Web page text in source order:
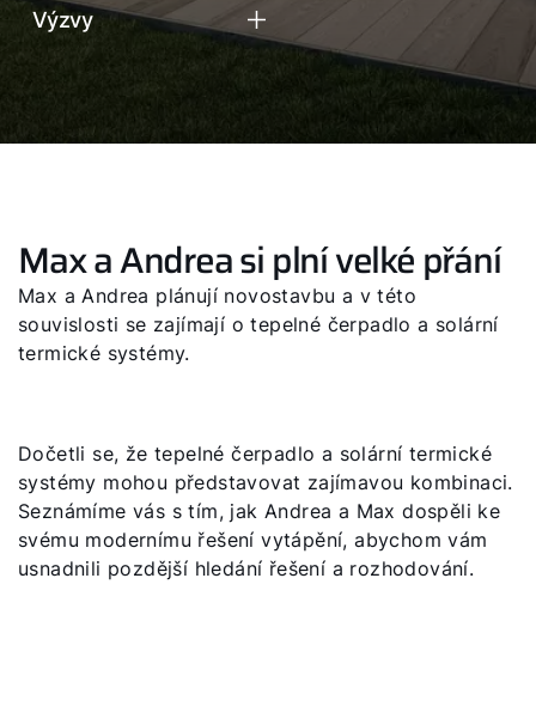
Výzvy
Max a Andrea si plní velké přání
Max a Andrea plánují novostavbu a v této
souvislosti se zajímají o tepelné čerpadlo a solární
termické systémy.
Dočetli se, že tepelné čerpadlo a solární termické
systémy mohou představovat zajímavou kombinaci.
Seznámíme vás s tím, jak Andrea a Max dospěli ke
svému modernímu řešení vytápění, abychom vám
usnadnili pozdější hledání řešení a rozhodování.